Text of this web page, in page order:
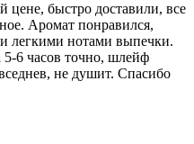
быстро доставили, все
Аромат понравился,
легкими нотами выпечки.
6 часов точно, шлейф
не душит. Спасибо